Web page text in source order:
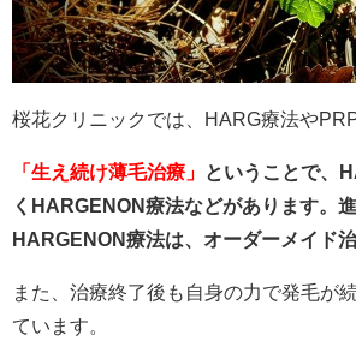
桜花クリニックでは、HARG療法や
「生え続け薄毛治療」
ということで、
くHARGENON療法などがあります。
HARGENON療法は、オーダーメイド
また、治療終了後も自身の力で発毛が
ています。